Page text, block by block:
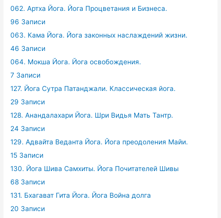
062. Артха Йога. Йога Процветания и Бизнеса.
96 Записи
063. Кама Йога. Йога законных наслаждений жизни.
46 Записи
064. Мокша Йога. Йога освобождения.
7 Записи
127. Йога Сутра Патанджали. Классическая йога.
29 Записи
128. Анандалахари Йога. Шри Видья Мать Тантр.
24 Записи
129. Адвайта Веданта Йога. Йога преодоления Майи.
15 Записи
130. Йога Шива Самхиты. Йога Почитателей Шивы
68 Записи
131. Бхагават Гита Йога. Йога Война долга
20 Записи